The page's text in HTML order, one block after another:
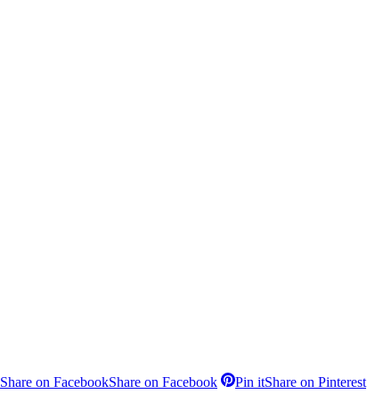
Share on FacebookShare on Facebook Pin itShare on Pinterest